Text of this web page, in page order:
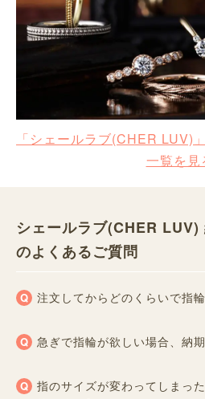
「シェールラブ(CHER LUV)
一覧を見
シェールラブ(CHER
のよくあるご質問
注文してからどのくらいで指
急ぎで指輪が欲しい場合、納
指のサイズが変わってしまっ